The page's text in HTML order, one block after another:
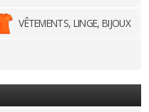
VÊTEMENTS, LINGE, BIJOUX